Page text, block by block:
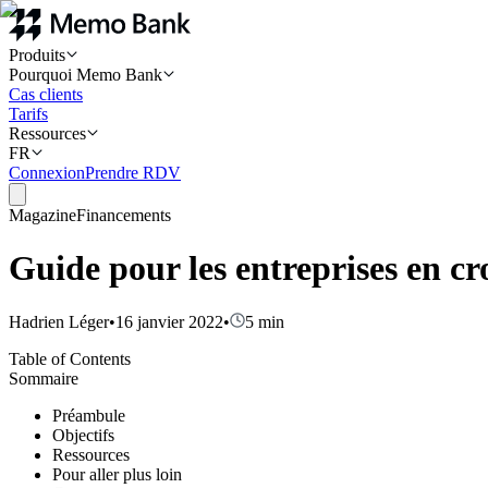
Produits
Pourquoi Memo Bank
Cas clients
Tarifs
Ressources
FR
ConnexionPrendre RDV
MagazineFinancements
Guide pour les entreprises en
Hadrien Léger•16 janvier 2022• 5 min
Table of Contents
Sommaire
Préambule
Objectifs
Ressources
Pour aller plus loin